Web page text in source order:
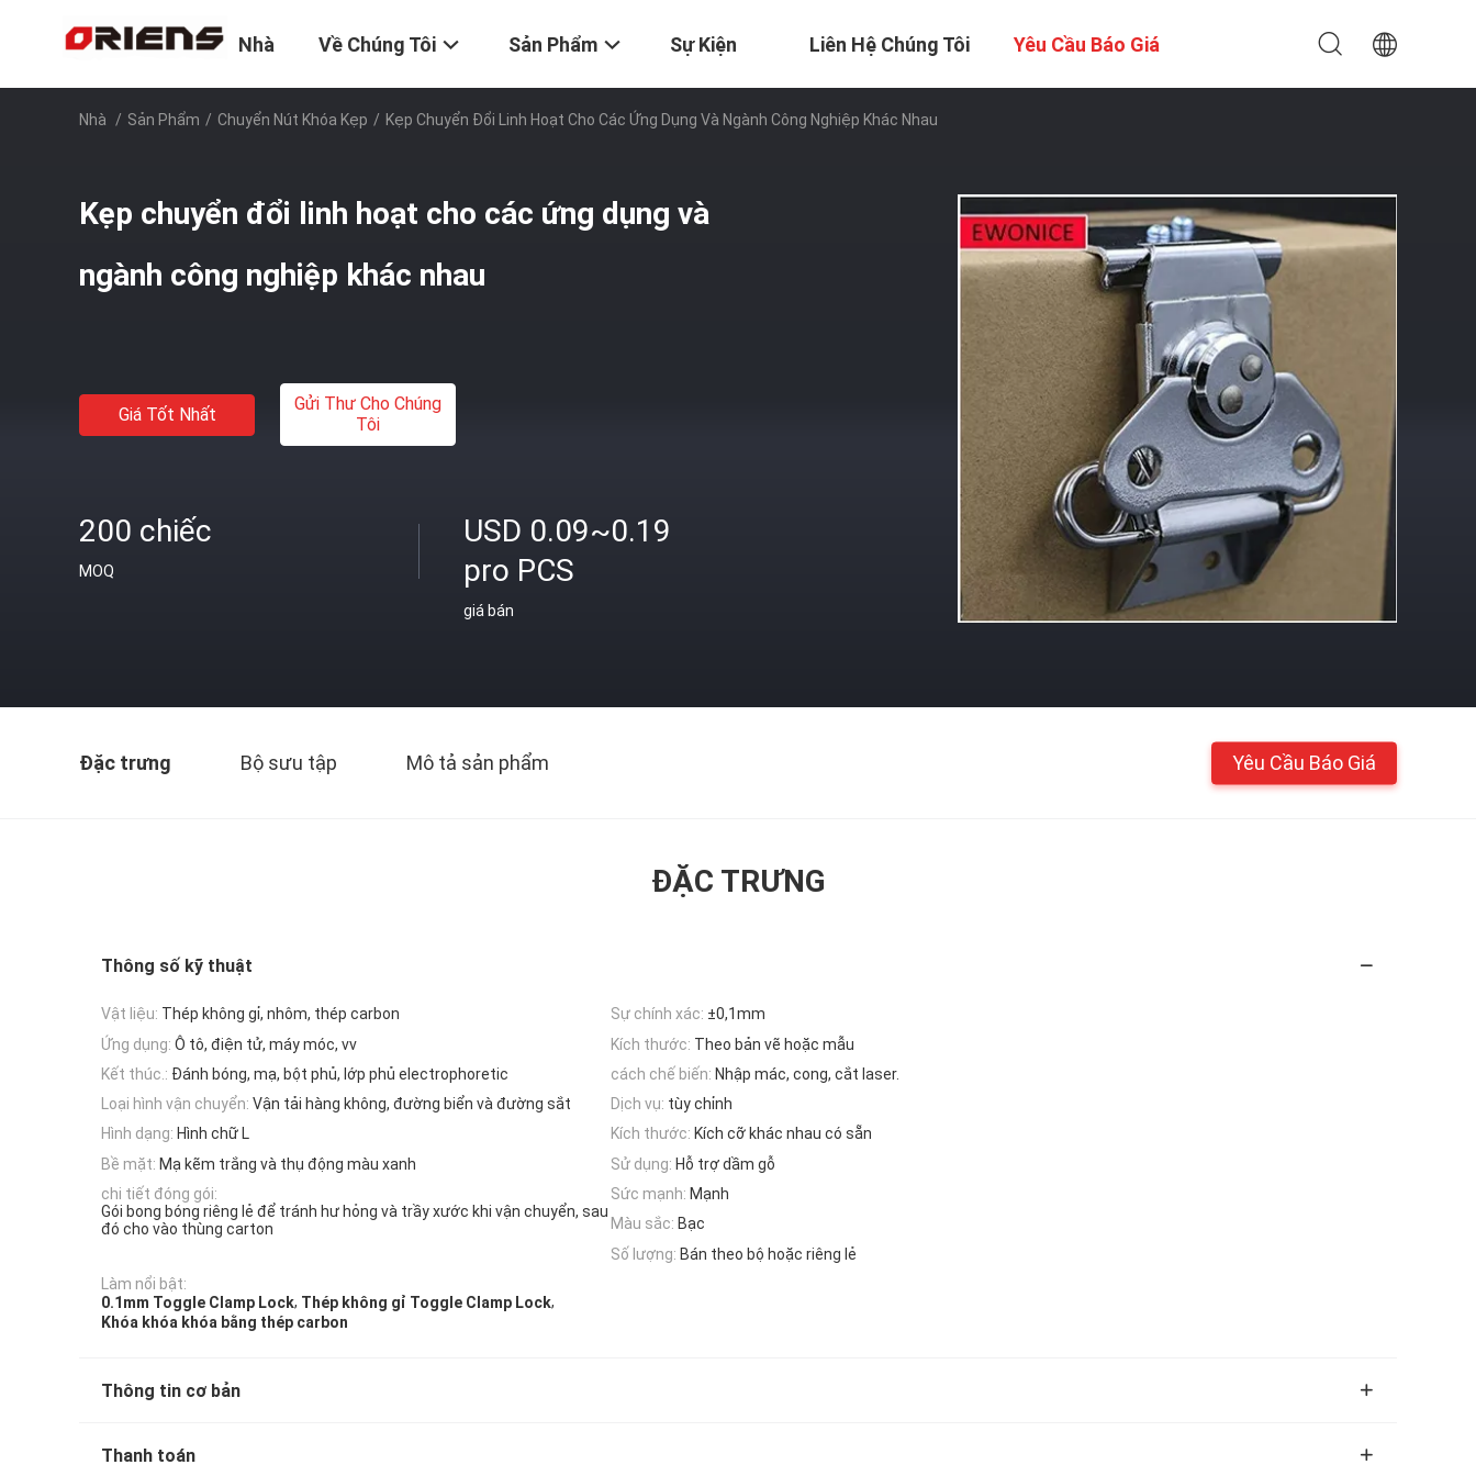
Nhà Về Chúng Tôi Sản Phẩm Sự Kiện Liên Hệ Chúng Tôi Yêu Cầu Báo Giá
Nhà / Sản Phẩm / Chuyển Nút Khóa Kẹp / Kẹp Chuyển Đổi Linh Hoạt Cho Các Ứng Dụng Và Ngành Công Nghiệp Khác Nhau
Kẹp chuyển đổi linh hoạt cho các ứng dụng và
ngành công nghiệp khác nhau
Giá Tốt Nhất
Gửi Thư Cho Chúng
Tôi
200 chiếc
MOQ
USD 0.09~0.19
pro PCS
giá bán
Đặc trưng Bộ sưu tập Mô tả sản phẩm Yêu Cầu Báo Giá
ĐẶC TRƯNG
Thông số kỹ thuật
Vật liệu: Thép không gỉ, nhôm, thép carbon Sự chính xác: ±0,1mm
Ứng dụng: Ô tô, điện tử, máy móc, vv Kích thước: Theo bản vẽ hoặc mẫu
Kết thúc.: Đánh bóng, mạ, bột phủ, lớp phủ electrophoretic cách chế biến: Nhập mác, cong, cắt laser.
Loại hình vận chuyển: Vận tải hàng không, đường biển và đường sắt Dịch vụ: tùy chỉnh
Hình dạng: Hình chữ L Kích thước: Kích cỡ khác nhau có sẵn
Bề mặt: Mạ kẽm trắng và thụ động màu xanh Sử dụng: Hỗ trợ dầm gỗ
chi tiết đóng gói:
Gói bong bóng riêng lẻ để tránh hư hỏng và trầy xước khi vận chuyển, sau
đó cho vào thùng carton
Sức mạnh: Mạnh
Màu sắc: Bạc
Số lượng: Bán theo bộ hoặc riêng lẻ
Làm nổi bật:
0.1mm Toggle Clamp Lock, Thép không gỉ Toggle Clamp Lock,
Khóa khóa khóa bằng thép carbon
Thông tin cơ bản
Thanh toán